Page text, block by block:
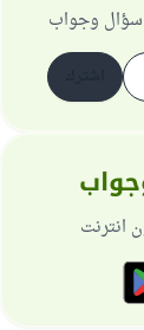
سؤال وجواب
انترنت